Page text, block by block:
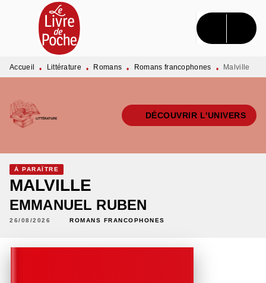
MENU RECHERCHE CONTENU
PIED DE PAGE
Accueil • Littérature • Romans • Romans francophones • Malville
DÉCOUVRIR L'UNIVERS
À PARAÎTRE
MALVILLE
EMMANUEL RUBEN
26/08/2026 ROMANS FRANCOPHONES